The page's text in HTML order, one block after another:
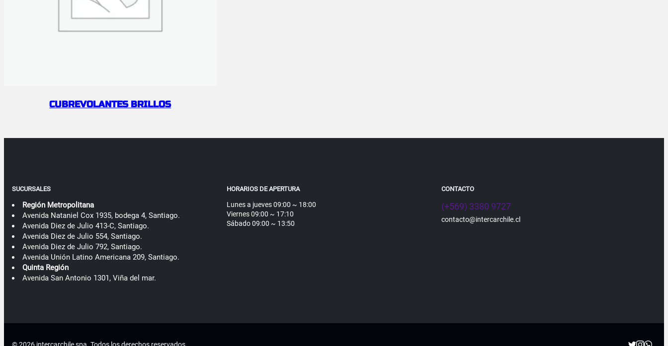
CUBREVOLANTES BRILLOS
SUCURSALES
Región Metropolitana
Avenida Nataniel Cox 1935, bodega 4, Santiago.
Avenida Diez de Julio 413-C, Santiago.
Avenida Diez de Julio 554, Santiago.
Avenida Diez de Julio 792, Santiago.
Avenida Unión Latino Americana 209, Santiago.
Quinta Región
Avenida San Antonio 1301, Viña del mar.
HORARIOS DE APERTURA
Lunes a jueves 09:00 ~ 18:00
Viernes 09:00 ~ 17:10
Sábado 09:00 ~ 13:50
CONTACTO
(+569) 3380 9727
contacto@intercarchile.cl
© 2026 intercarchile spa . Todos los derechos reservados